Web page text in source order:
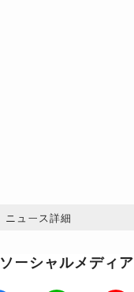
ニュース詳細
ソーシャルメディア